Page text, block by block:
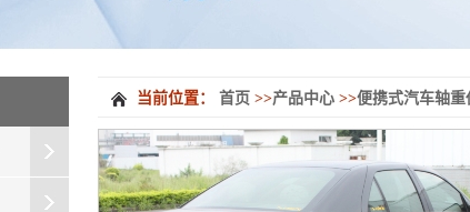
当前位置： 首页 >>产品中心 >>便携式汽车轴重